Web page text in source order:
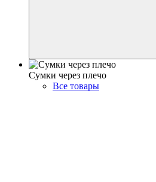
Сумки через плечо
Все товары